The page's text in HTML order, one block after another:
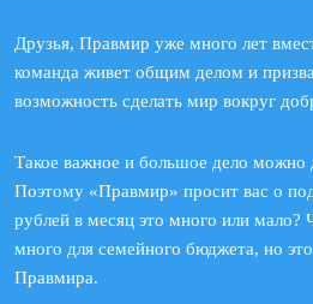
Друзья, Правмир уже много лет
команда живет общим делом и
возможность сделать мир вокруг
Такое важное и большое дело можно
Поэтому «Правмир» просит вас о
рублей в месяц это много или мало?
много для семейного бюджета, но
Правмира.